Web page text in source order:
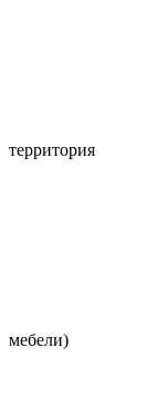
территория
мебели)